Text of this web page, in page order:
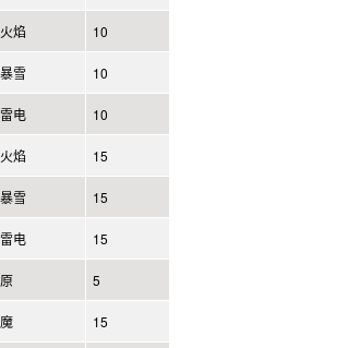
焰 10
雪 10
电 10
焰 15
雪 15
电 15
5
15